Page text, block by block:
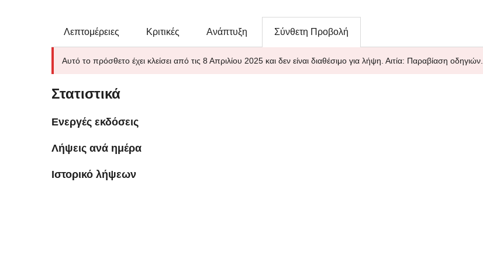
Λεπτομέρειες Κριτικές Ανάπτυξη Σύνθετη Προβολή
Αυτό το πρόσθετο έχει κλείσει από τις 8 Απριλίου 2025 και δεν είναι διαθέσιμο για λήψη. Αιτία: Παραβίαση οδηγιών.
Στατιστικά
Ενεργές εκδόσεις
Λήψεις ανά ημέρα
Ιστορικό λήψεων